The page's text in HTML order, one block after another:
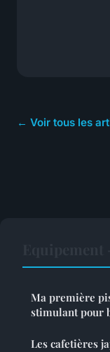
← Voir tous les
Ma première
stimulant pour
Les cafetières